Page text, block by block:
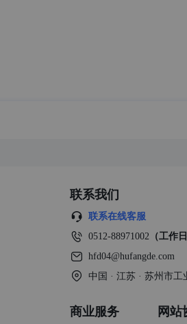
应用深化布局低空数字经济
联系我们
联系在线客服
0512-88971002 （工作
hfd04@hufangde.com
中国 · 江苏 · 苏州市
商业服务 网站